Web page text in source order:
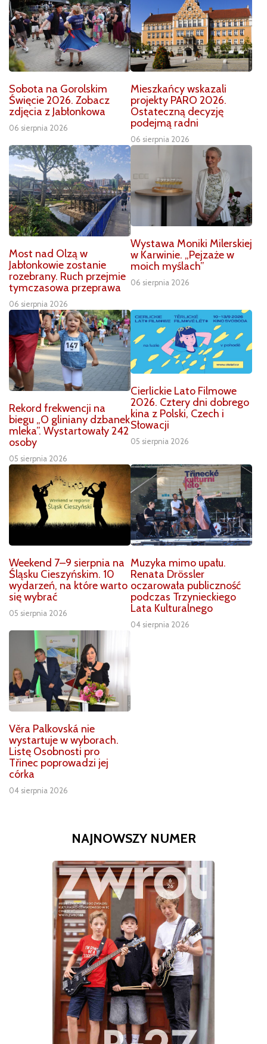
Sobota na Gorolskim
Święcie 2026. Zobacz
zdjęcia z Jabłonkowa
06 sierpnia 2026
Mieszkańcy wskazali
projekty PARO 2026.
Ostateczną decyzję
podejmą radni
06 sierpnia 2026
Most nad Olzą w
Jabłonkowie zostanie
rozebrany. Ruch przejmie
tymczasowa przeprawa
06 sierpnia 2026
Wystawa Moniki Milerskiej
w Karwinie. „Pejzaże w
moich myślach”
06 sierpnia 2026
Rekord frekwencji na
biegu „O gliniany dzbanek
mleka”. Wystartowały 242
osoby
05 sierpnia 2026
Cierlickie Lato Filmowe
2026. Cztery dni dobrego
kina z Polski, Czech i
Słowacji
05 sierpnia 2026
Weekend 7–9 sierpnia na
Śląsku Cieszyńskim. 10
wydarzeń, na które warto
się wybrać
05 sierpnia 2026
Muzyka mimo upału.
Renata Drössler
oczarowała publiczność
podczas Trzynieckiego
Lata Kulturalnego
04 sierpnia 2026
Věra Palkovská nie
wystartuje w wyborach.
Listę Osobnosti pro
Třinec poprowadzi jej
córka
04 sierpnia 2026
NAJNOWSZY NUMER